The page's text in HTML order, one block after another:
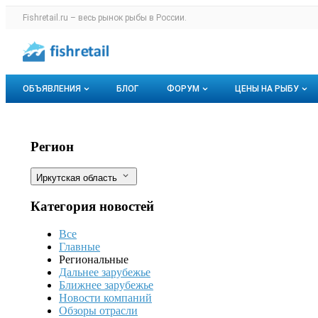
Раздел навигации по сайту fishretail.ru
Fishretail.ru – весь рынок рыбы в России.
Навигация по разделам сайта fishretail.ru
ОБЪЯВЛЕНИЯ
Горячее предложение
Мои объявления
БЛОГ ФОРУМ ЦЕНЫ НА РЫБУ
Биологи Иркутского
Фильтры
Регион
Иркутская область
Категория новостей
Все
Главные
Региональные
Дальнее зарубежье
Ближнее зарубежье
Новости компаний
Обзоры отрасли